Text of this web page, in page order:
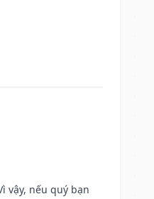
vậy, nếu quý bạn